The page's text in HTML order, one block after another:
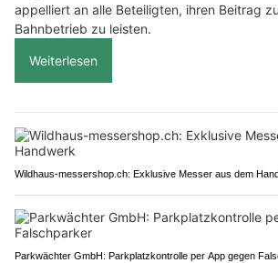
appelliert an alle Beteiligten, ihren Beitrag
Bahnbetrieb zu leisten.
Weiterlesen
Wildhaus-messershop.ch: Exklusive Messer aus dem
Parkwächter GmbH: Parkplatzkontrolle per App gegen